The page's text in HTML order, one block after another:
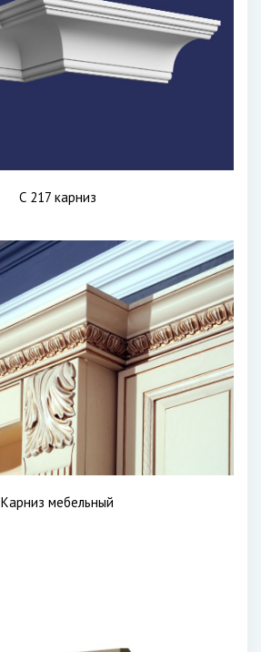
С 217 карниз
Карниз мебельный